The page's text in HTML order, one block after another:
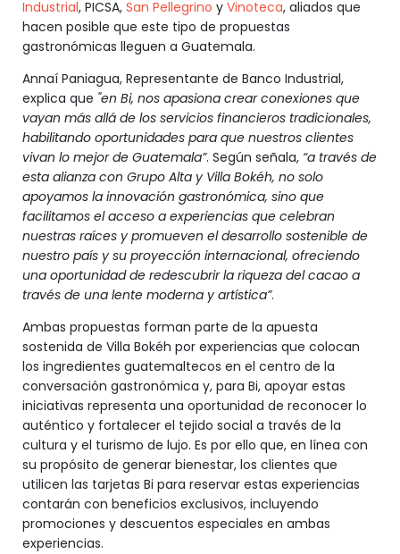
Industrial, PICSA, San Pellegrino y Vinoteca, aliados que
hacen posible que este tipo de propuestas
gastronómicas lleguen a Guatemala.
Annaí Paniagua, Representante de Banco Industrial,
explica que "en Bi, nos apasiona crear conexiones que
vayan más allá de los servicios financieros tradicionales,
habilitando oportunidades para que nuestros clientes
vivan lo mejor de Guatemala”. Según señala, “a través de
esta alianza con Grupo Alta y Villa Bokéh, no solo
apoyamos la innovación gastronómica, sino que
facilitamos el acceso a experiencias que celebran
nuestras raíces y promueven el desarrollo sostenible de
nuestro país y su proyección internacional, ofreciendo
una oportunidad de redescubrir la riqueza del cacao a
través de una lente moderna y artística”.
Ambas propuestas forman parte de la apuesta
sostenida de Villa Bokéh por experiencias que colocan
los ingredientes guatemaltecos en el centro de la
conversación gastronómica y, para Bi, apoyar estas
iniciativas representa una oportunidad de reconocer lo
auténtico y fortalecer el tejido social a través de la
cultura y el turismo de lujo. Es por ello que, en línea con
su propósito de generar bienestar, los clientes que
utilicen las tarjetas Bi para reservar estas experiencias
contarán con beneficios exclusivos, incluyendo
promociones y descuentos especiales en ambas
experiencias.